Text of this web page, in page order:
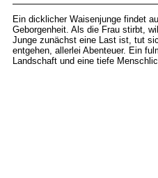
Ein dicklicher Waisenjunge findet
Geborgenheit. Als die Frau stirbt,
Junge zunächst eine Last ist, tut
entgehen, allerlei Abenteuer. Ein
Landschaft und eine tiefe